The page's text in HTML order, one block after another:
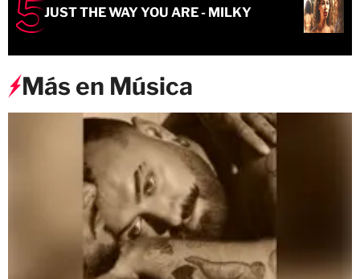
JUST THE WAY YOU ARE - MILKY
Más en Música